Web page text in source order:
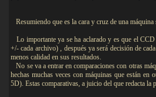
Resumiendo que es la cara y cruz de una
Lo importante ya se ha aclarado y es que el
+/- cada archivo) , después ya será decisión de
menos calidad en sus resultados.
No se va a entrar en comparaciones con otras
hechas muchas veces con máquinas que están
5D). Estas comparativas, a juicio del que redacta la